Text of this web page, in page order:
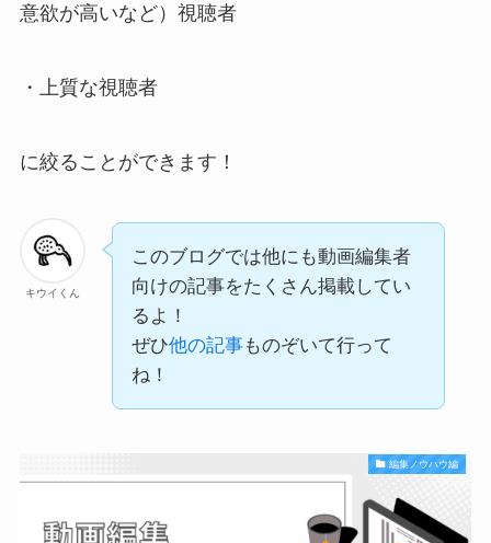
意欲が高いなど）視聴者
・上質な視聴者
に絞ることができます！
キウイくん
このブログでは他にも動画編集者
向けの記事をたくさん掲載してい
るよ！
ぜひ他の記事ものぞいて行って
ね！
編集ノウハウ編